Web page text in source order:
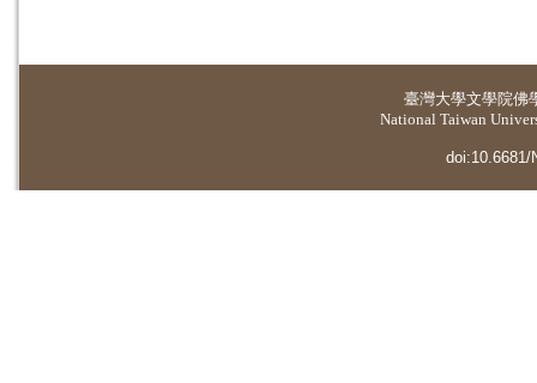
臺灣大學文學院佛
National Taiwan
doi:10.6681/